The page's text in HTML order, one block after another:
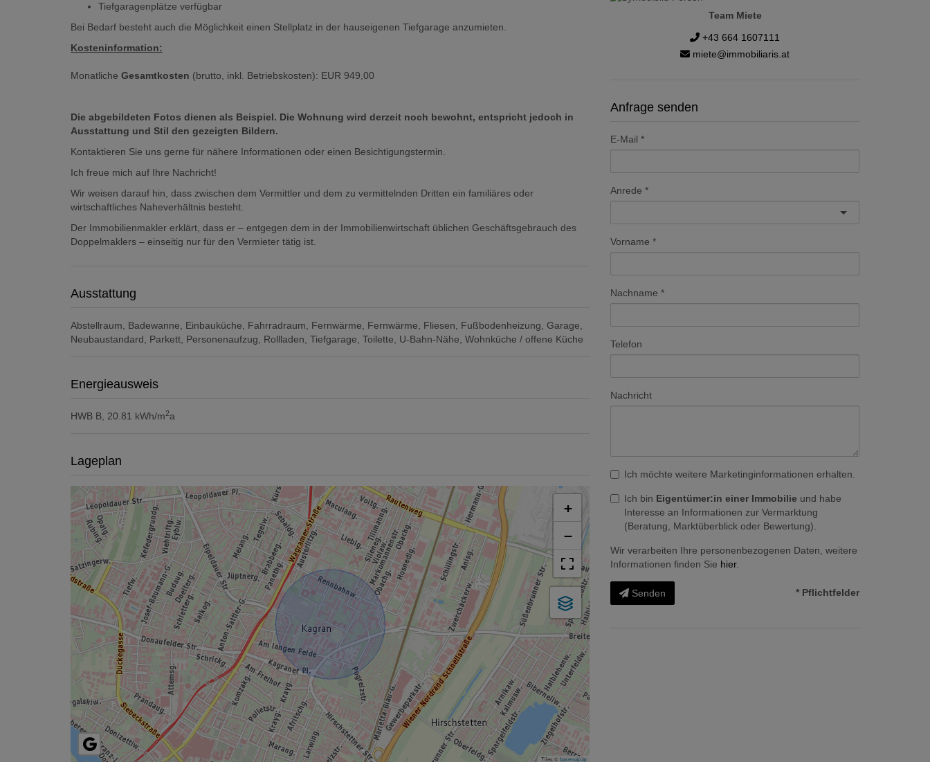
Tiefgaragenplätze verfügbar
Bei Bedarf besteht auch die Möglichkeit einen Stellplatz in der hauseigenen Tiefgarage anzumieten.
Kosteninformation:
Monatliche Gesamtkosten (brutto, inkl. Betriebskosten): EUR 949,00
Die abgebildeten Fotos dienen als Beispiel. Die Wohnung wird derzeit noch bewohnt, entspricht jedoch in
Ausstattung und Stil den gezeigten Bildern.
Kontaktieren Sie uns gerne für nähere Informationen oder einen Besichtigungstermin.
Ich freue mich auf Ihre Nachricht!
Wir weisen darauf hin, dass zwischen dem Vermittler und dem zu vermittelnden Dritten ein familiäres oder
wirtschaftliches Naheverhältnis besteht.
Der Immobilienmakler erklärt, dass er – entgegen dem in der Immobilienwirtschaft üblichen Geschäftsgebrauch des
Doppelmaklers – einseitig nur für den Vermieter tätig ist.
Ausstattung
Abstellraum Badewanne Einbauküche Fahrradraum Fernwärme Fernwärme Fliesen Fußbodenheizung
Garage
Neubaustandard
Parkett Personenaufzug Rollladen Tiefgarage Toilette U-Bahn-Nähe Wohnküche / offene Küche
Energieausweis
HWB B, 20.81 kWh/m2a
Lageplan
+
−
Tiles ©basemap.at
Team Miete
+43 664 1607111
miete@immobiliaris.at
Anfrage senden
E-Mail
Anrede
Vorname
Nachname
Telefon
Nachricht
Ich möchte weitere Marketinginformationen erhalten.
Ich bin Eigentümer:in einer Immobilie und habe
Interesse an Informationen zur Vermarktung
(Beratung, Marktüberblick oder Bewertung).
Wir verarbeiten Ihre personenbezogenen Daten, weitere
Informationen finden Sie hier.
Senden * Pflichtfelder